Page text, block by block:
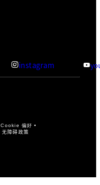
instagram
Cookie 偏好
无障碍政策